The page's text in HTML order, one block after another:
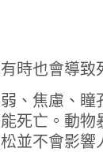
時也會導致
、焦慮、
死亡。動
並不會影響